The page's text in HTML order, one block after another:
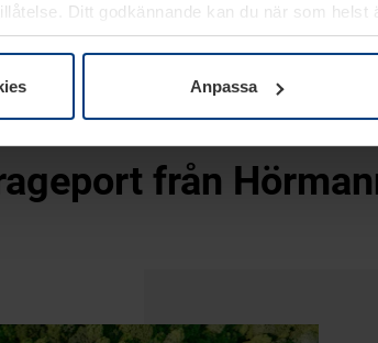
Ditt godkännande kan du när som helst
på vår webbplats.
Anpassa
från